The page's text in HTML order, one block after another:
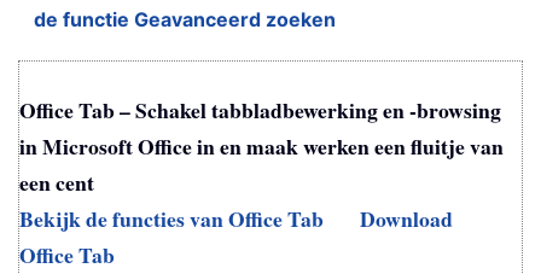
de functie Geavanceerd zoeken
Office Tab – Schakel tabbladbewerking en -browsing
in Microsoft Office in en maak werken een fluitje van
een cent
Bekijk de functies van Office Tab
Download
Office Tab